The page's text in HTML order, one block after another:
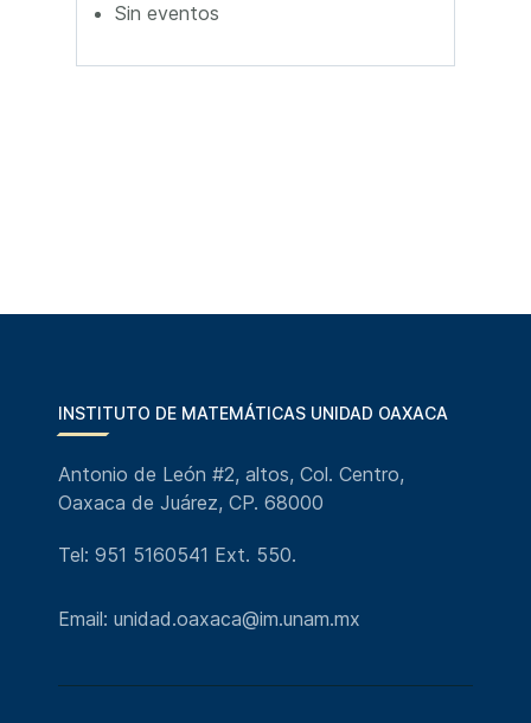
Sin eventos
INSTITUTO DE MATEMÁTICAS UNIDAD OAXACA
Antonio de León #2, altos, Col. Centro,
Oaxaca de Juárez, CP. 68000
Tel: 951 5160541 Ext. 550.
Email: unidad.oaxaca@im.unam.mx